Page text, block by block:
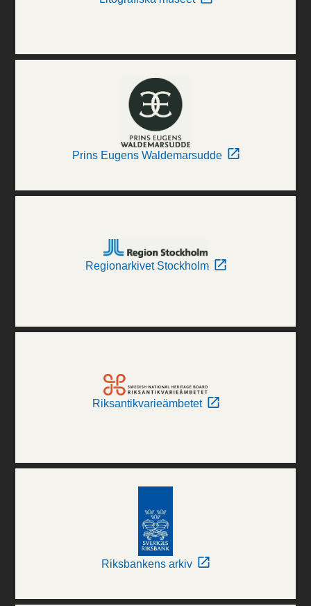
Prins Eugens Waldemarsudde
Regionarkivet Stockholm
Riksantikvarieämbetet
Riksbankens arkiv